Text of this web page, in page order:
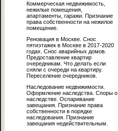
Коммерческая недвижимость,
нежилые помещения,
апартаменты, гаражи. Признание
права собственности на нежилое
помещение.
Реновация в Москве. Снос
пятиэтажек в Москве в 2017-2020
годах. Снос аварийных домов.
Предоставление квартир
очередникам. Что делать если
сняли с очереди на квартиру.
Переселение очередников.
Наследование недвижимости.
Оформление наследства. Споры о
наследстве. Оспаривание
завещания. Признание права
собственности в порядке
наследования. Признание
завещания недействительным.